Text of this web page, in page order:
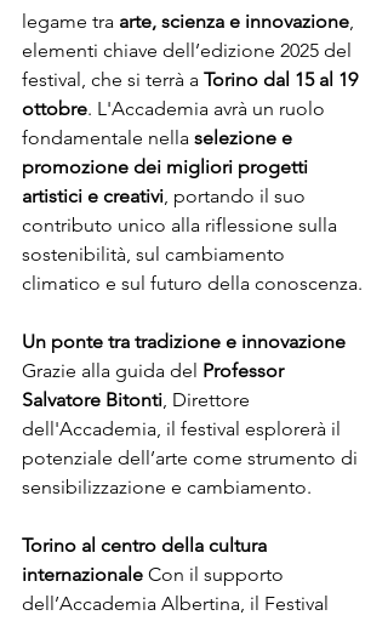
legame tra arte, scienza e innovazione,
elementi chiave dell’edizione 2025 del
festival, che si terrà a Torino dal 15 al 19
ottobre. L'Accademia avrà un ruolo
fondamentale nella selezione e
promozione dei migliori progetti
artistici e creativi, portando il suo
contributo unico alla riflessione sulla
sostenibilità, sul cambiamento
climatico e sul futuro della conoscenza.
Un ponte tra tradizione e innovazione
Grazie alla guida del Professor
Salvatore Bitonti, Direttore
dell'Accademia, il festival esplorerà il
potenziale dell’arte come strumento di
sensibilizzazione e cambiamento.
Torino al centro della cultura
internazionale Con il supporto
dell’Accademia Albertina, il Festival